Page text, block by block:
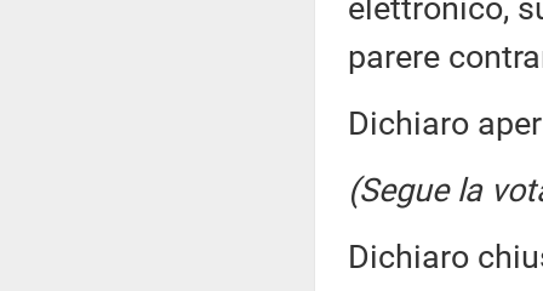
elettronico,
parere
Dichiaro
(Segue la
Dichiaro